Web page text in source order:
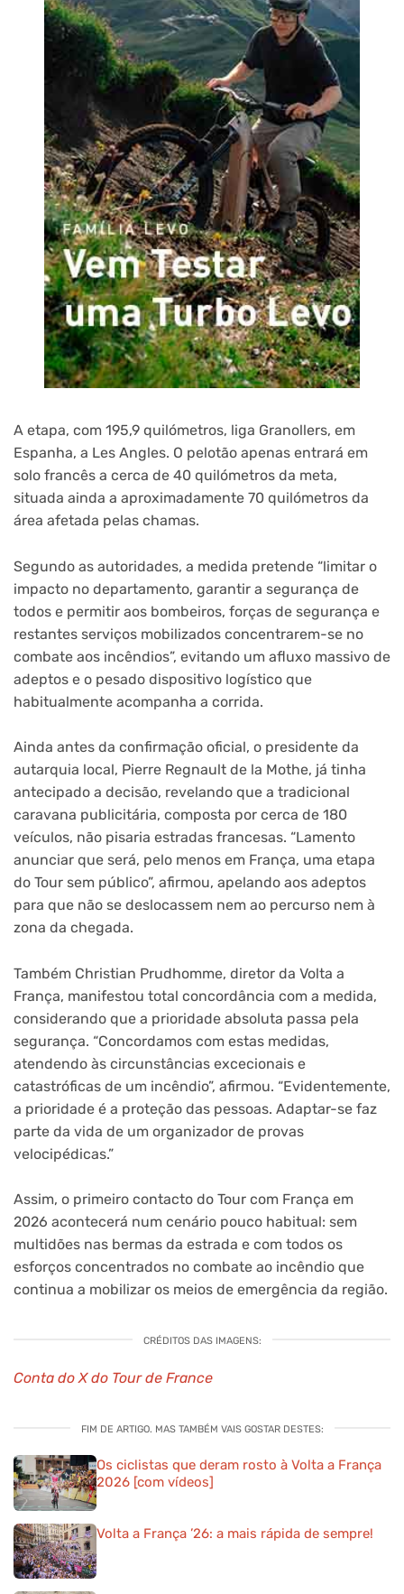
A etapa, com 195,9 quilómetros, liga Granollers, em
Espanha, a Les Angles. O pelotão apenas entrará em
solo francês a cerca de 40 quilómetros da meta,
situada ainda a aproximadamente 70 quilómetros da
área afetada pelas chamas.
Segundo as autoridades, a medida pretende “limitar o
impacto no departamento, garantir a segurança de
todos e permitir aos bombeiros, forças de segurança e
restantes serviços mobilizados concentrarem-se no
combate aos incêndios”, evitando um afluxo massivo de
adeptos e o pesado dispositivo logístico que
habitualmente acompanha a corrida.
Ainda antes da confirmação oficial, o presidente da
autarquia local, Pierre Regnault de la Mothe, já tinha
antecipado a decisão, revelando que a tradicional
caravana publicitária, composta por cerca de 180
veículos, não pisaria estradas francesas. “Lamento
anunciar que será, pelo menos em França, uma etapa
do Tour sem público”, afirmou, apelando aos adeptos
para que não se deslocassem nem ao percurso nem à
zona da chegada.
Também Christian Prudhomme, diretor da Volta a
França, manifestou total concordância com a medida,
considerando que a prioridade absoluta passa pela
segurança. “Concordamos com estas medidas,
atendendo às circunstâncias excecionais e
catastróficas de um incêndio”, afirmou. “Evidentemente,
a prioridade é a proteção das pessoas. Adaptar-se faz
parte da vida de um organizador de provas
velocipédicas.”
Assim, o primeiro contacto do Tour com França em
2026 acontecerá num cenário pouco habitual: sem
multidões nas bermas da estrada e com todos os
esforços concentrados no combate ao incêndio que
continua a mobilizar os meios de emergência da região.
CRÉDITOS DAS IMAGENS:
Conta do X do Tour de France
FIM DE ARTIGO. MAS TAMBÉM VAIS GOSTAR DESTES:
Os ciclistas que deram rosto à Volta a França
2026 [com vídeos]
Volta a França ’26: a mais rápida de sempre!